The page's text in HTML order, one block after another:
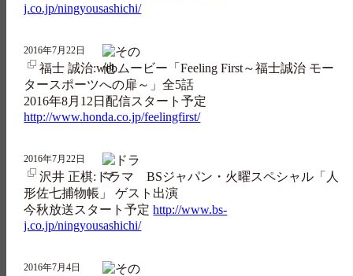
j.co.jp/ningyousashichi/
2016年7月22日
福士 誠治:webムービー「Feeling First～福士誠治 モー
タースポーツへの扉～」全5話
2016年8月12日配信スタート予定
http://www.honda.co.jp/feelingfirst/
2016年7月22日
沢井 正棋:ドラマ BSジャパン・火曜スペシャル「人
形佐七捕物帳」 ゲスト出演
今秋放送スタート予定http://www.bs-
j.co.jp/ningyousashichi/
2016年7月4日